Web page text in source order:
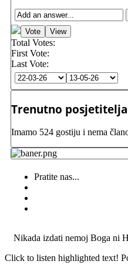
Total Votes:
First Vote:
Last Vote:
Trenutno posjetitelja
Imamo 524 gostiju i nema
Pratite nas...
Nikada izdati nemoj Boga ni
Click to listen highlighted text!